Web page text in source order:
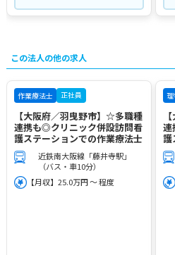
この法人の他の求人
作業療法士 正社員
【大阪府／羽曳野市】☆多職種
連携も◎クリニック併設訪問看
護ステーションでの作業療法士
近鉄南大阪線「藤井寺駅」
（バス・車10分）
【月収】25.0万円 ～ 程度
連
護